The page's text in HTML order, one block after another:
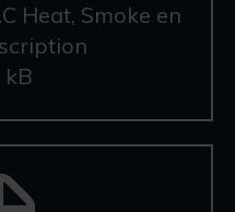
Heat, Smoke en
kB